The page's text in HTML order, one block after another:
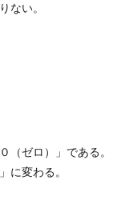
ない。
（ゼロ）」である。
に変わる。